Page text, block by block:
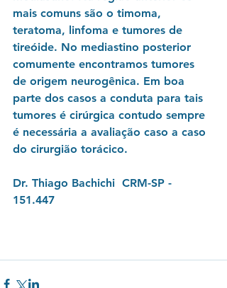
mais comuns são o timoma,
teratoma, linfoma e tumores de
tireóide. No mediastino posterior
comumente encontramos tumores
de origem neurogênica. Em boa
parte dos casos a conduta para tais
tumores é cirúrgica contudo sempre
é necessária a avaliação caso a caso
do cirurgião torácico.
Dr. Thiago Bachichi  CRM-SP -
151.447